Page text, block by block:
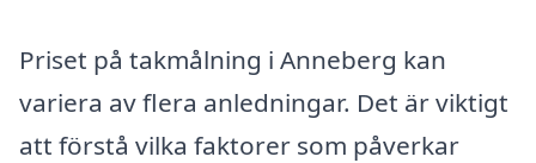
Priset på takmålning i Anneberg kan
variera av flera anledningar. Det är viktigt
att förstå vilka faktorer som påverkar